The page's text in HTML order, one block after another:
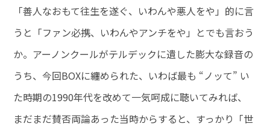
「善人なおもて往生を遂ぐ、いわんや悪人をや」的に言
うと「ファン必携、いわんやアンチをや」とでも言おう
か。アーノンクールがテルデックに遺した膨大な録音の
うち、今回BOXに纏められた、いわば最も “ノッて” い
た時期の1990年代を改めて一気呵成に聴いてみれば、
まだまだ賛否両論あった当時からすると、すっかり「世